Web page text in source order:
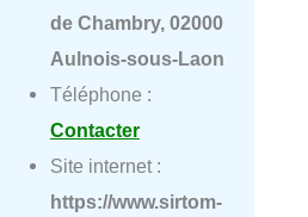
de Chambry, 02000
Aulnois-sous-Laon
Téléphone :
Contacter
Site internet :
https://www.sirtom-